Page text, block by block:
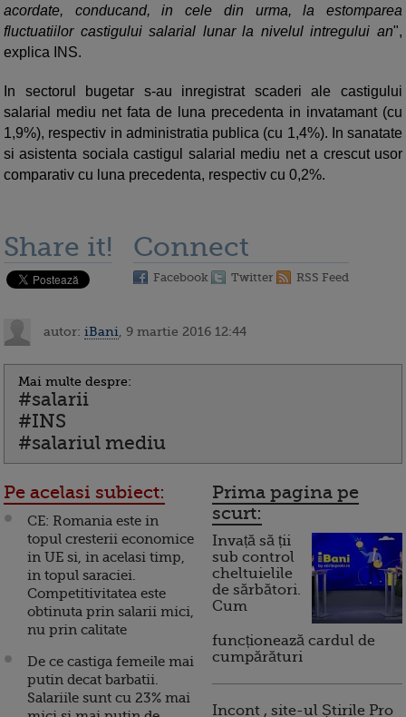
acordate, conducand, in cele din urma, la estomparea
fluctuatiilor castigului salarial lunar la nivelul intregului an",
explica INS.
In sectorul bugetar s-au inregistrat scaderi ale castigului
salarial mediu net fata de luna precedenta in invatamant (cu
1,9%), respectiv in administratia publica (cu 1,4%). In sanatate
si asistenta sociala castigul salarial mediu net a crescut usor
comparativ cu luna precedenta, respectiv cu 0,2%.
Share it! Connect
Facebook Twitter RSS Feed
autor: iBani , 9 martie 2016 12:44
Mai multe despre:
#salarii
#INS
#salariul mediu
Pe acelasi subiect:
CE: Romania este in
topul cresterii economice
in UE si, in acelasi timp,
in topul saraciei.
Competitivitatea este
obtinuta prin salarii mici,
nu prin calitate
De ce castiga femeile mai
putin decat barbatii.
Salariile sunt cu 23% mai
Prima pagina pe
scurt:
Invață să ții
sub control
cheltuielile
de sărbători.
Cum
funcționează cardul de
cumpărături
Incont , site-ul Știrile Pro